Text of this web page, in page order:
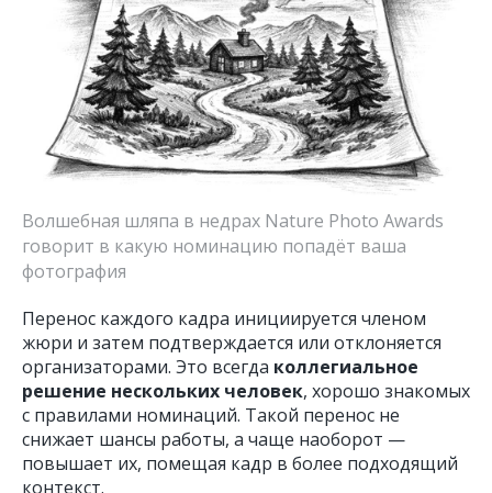
Волшебная шляпа в недрах Nature Photo Awards
говорит в какую номинацию попадёт ваша
фотография
Перенос каждого кадра инициируется членом
жюри и затем подтверждается или отклоняется
организаторами. Это всегда коллегиальное
решение нескольких человек, хорошо знакомых
с правилами номинаций. Такой перенос не
снижает шансы работы, а чаще наоборот —
повышает их, помещая кадр в более подходящий
контекст.